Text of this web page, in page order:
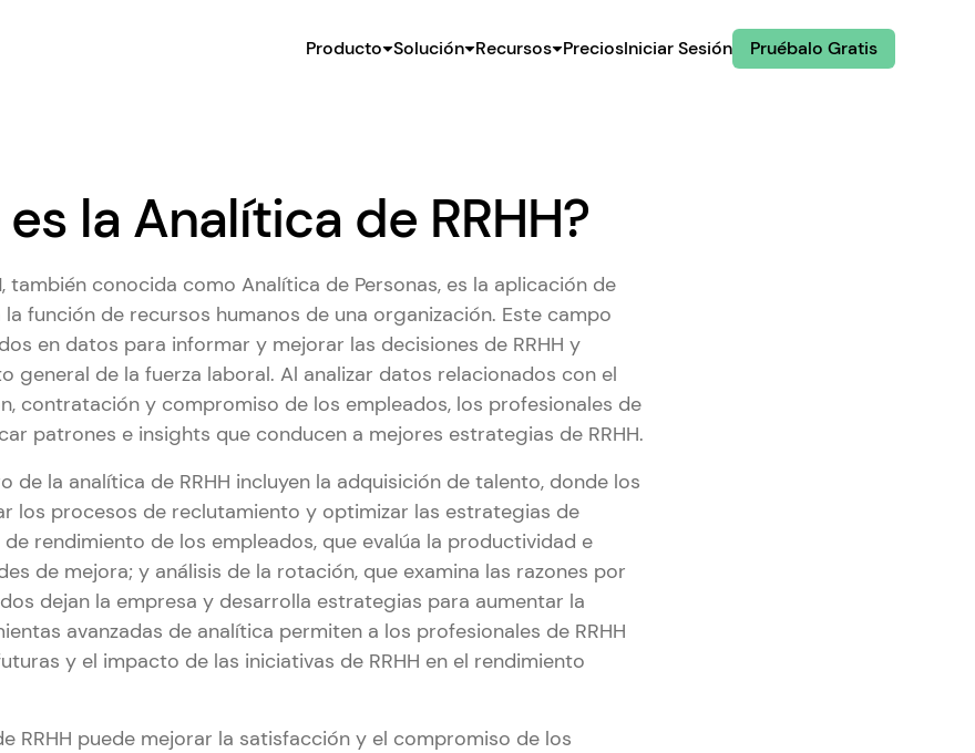
Producto Solución Recursos PreciosIniciar Sesión Pruébalo Gratis
la Analítica de RRHH?
, también conocida como Analítica de Personas, es la aplicación de
función de recursos humanos de una organización. Este campo
en datos para informar y mejorar las decisiones de RRHH y
general de la fuerza laboral. Al analizar datos relacionados con el
contratación y compromiso de los empleados, los profesionales de
patrones e insights que conducen a mejores estrategias de RRHH.
de la analítica de RRHH incluyen la adquisición de talento, donde los
los procesos de reclutamiento y optimizar las estrategias de
rendimiento de los empleados, que evalúa la productividad e
de mejora; y análisis de la rotación, que examina las razones por
dejan la empresa y desarrolla estrategias para aumentar la
avanzadas de analítica permiten a los profesionales de RRHH
y el impacto de las iniciativas de RRHH en el rendimiento
RRHH puede mejorar la satisfacción y el compromiso de los